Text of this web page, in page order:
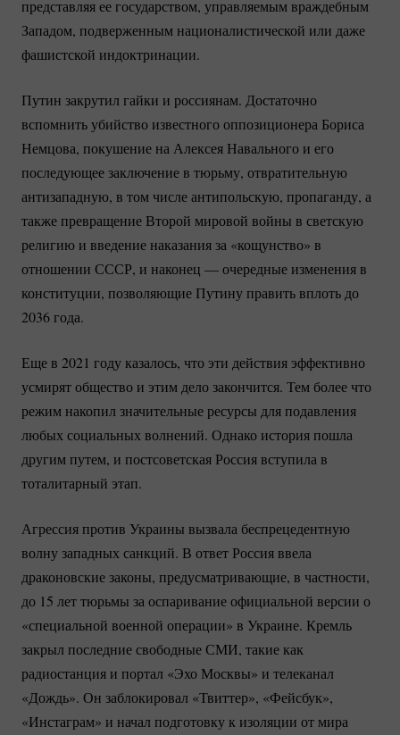
представляя ее государством, управляемым враждебным
Западом, подверженным националистической или даже
фашистской индоктринации.
Путин закрутил гайки и россиянам. Достаточно
вспомнить убийство известного оппозиционера Бориса
Немцова, покушение на Алексея Навального и его
последующее заключение в тюрьму, отвратительную
антизападную, в том числе антипольскую, пропаганду, а
также превращение Второй мировой войны в светскую
религию и введение наказания за «кощунство» в
отношении СССР, и наконец — очередные изменения в
конституции, позволяющие Путину править вплоть до
2036 года.
Еще в 2021 году казалось, что эти действия эффективно
усмирят общество и этим дело закончится. Тем более что
режим накопил значительные ресурсы для подавления
любых социальных волнений. Однако история пошла
другим путем, и постсоветская Россия вступила в
тоталитарный этап.
Агрессия против Украины вызвала беспрецедентную
волну западных санкций. В ответ Россия ввела
драконовские законы, предусматривающие, в частности,
до 15 лет тюрьмы за оспаривание официальной версии о
«специальной военной операции» в Украине. Кремль
закрыл последние свободные СМИ, такие как
радиостанция и портал «Эхо Москвы» и телеканал
«Дождь». Он заблокировал «Твиттер», «Фейсбук»,
«Инстаграм» и начал подготовку к изоляции от мира